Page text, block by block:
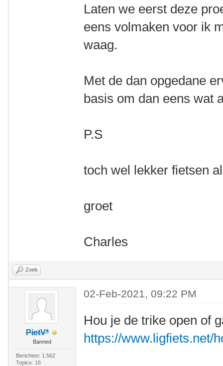
Laten we eerst deze
eens volmaken voor ik
waag.
Met de dan opgedane
basis om dan eens wat
P.S
toch wel lekker fietsen
groet
Charles
Zoek
PietV*
Banned
Berichten: 1.562
Topics: 16
02-Feb-2021, 09:22 PM
Hou je de trike open of
https://www.ligfiets.net/